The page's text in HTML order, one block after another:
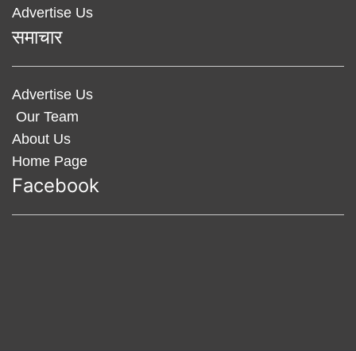
Advertise Us
समाचार
Advertise Us
Our Team
About Us
Home Page
Facebook